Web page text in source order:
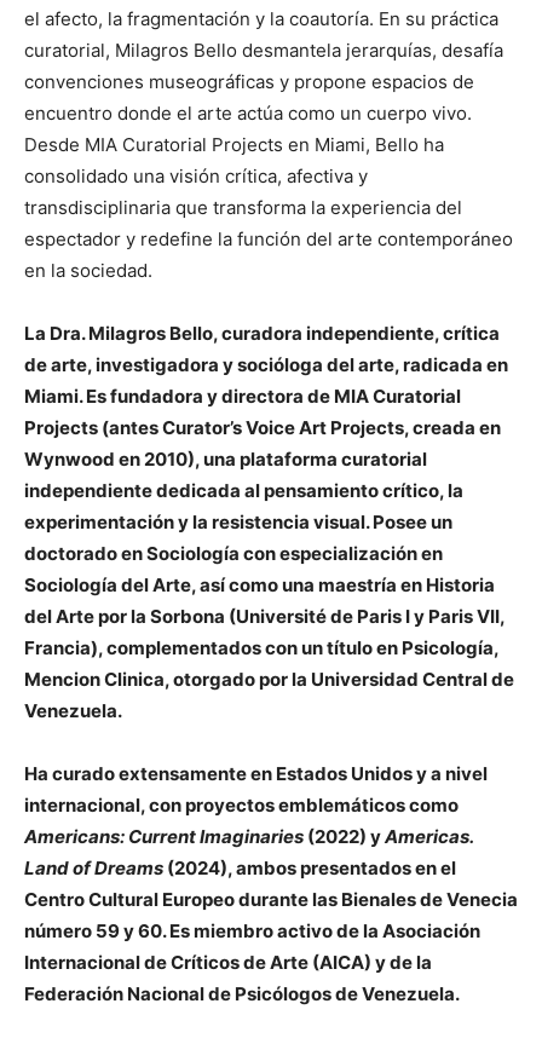
el afecto, la fragmentación y la coautoría. En su práctica
curatorial, Milagros Bello desmantela jerarquías, desafía
convenciones museográficas y propone espacios de
encuentro donde el arte actúa como un cuerpo vivo.
Desde MIA Curatorial Projects en Miami, Bello ha
consolidado una visión crítica, afectiva y
transdisciplinaria que transforma la experiencia del
espectador y redefine la función del arte contemporáneo
en la sociedad.
La Dra. Milagros Bello, curadora independiente, crítica
de arte, investigadora y socióloga del arte, radicada en
Miami. Es fundadora y directora de MIA Curatorial
Projects (antes Curator’s Voice Art Projects, creada en
Wynwood en 2010), una plataforma curatorial
independiente dedicada al pensamiento crítico, la
experimentación y la resistencia visual. Posee un
doctorado en Sociología con especialización en
Sociología del Arte, así como una maestría en Historia
del Arte por la Sorbona (Université de Paris I y Paris VII,
Francia), complementados con un título en Psicología,
Mencion Clinica, otorgado por la Universidad Central de
Venezuela.
Ha curado extensamente en Estados Unidos y a nivel
internacional, con proyectos emblemáticos como
Americans: Current Imaginaries (2022) yAmericas.
Land of Dreams (2024), ambos presentados en el
Centro Cultural Europeo durante las Bienales de Venecia
número 59 y 60. Es miembro activo de la Asociación
Internacional de Críticos de Arte (AICA) y de la
Federación Nacional de Psicólogos de Venezuela.